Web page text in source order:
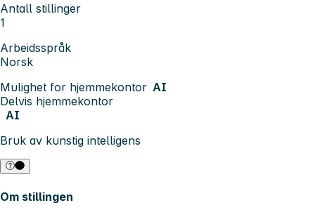
Antall stillinger
1
Arbeidsspråk
Norsk
Mulighet for hjemmekontor AI
Delvis hjemmekontor
AI
Bruk av kunstig intelligens
Om stillingen